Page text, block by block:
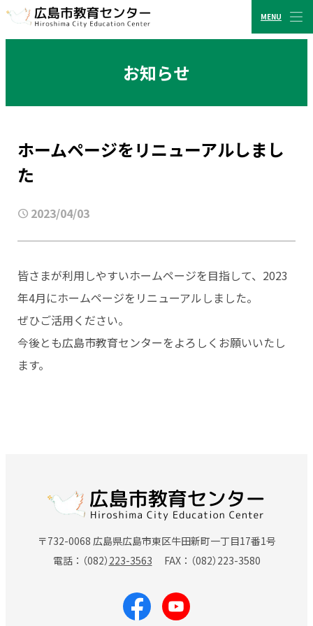
広島市教育センター
お知らせ
ホームページをリニューアルしまし
た
2023/04/03
皆さまが利用しやすいホームページを目指して、2023
年4月にホームページをリニューアルしました。
ぜひご活用ください。
今後とも広島市教育センターをよろしくお願いいたし
ます。
〒732-0068 広島県広島市東区牛田新町一丁目17番1号
電話 （082）223-3563 FAX （082）223-3580
MENU